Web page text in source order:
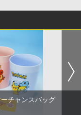
チャンスバッグ